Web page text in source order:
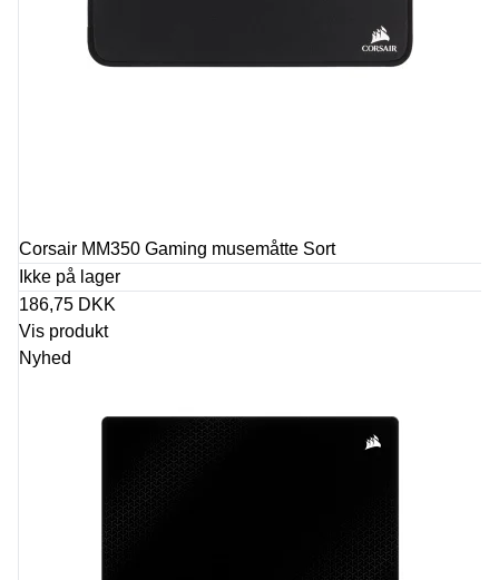
Corsair MM350 Gaming musemåtte Sort
Ikke på lager
186,75 DKK
Vis produkt
Nyhed